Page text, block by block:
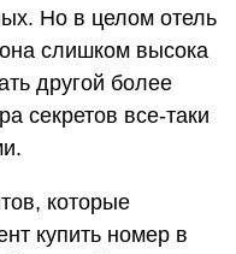
Но в целом отель
слишком высока
другой более
секретов все-таки
которые
купить номер в